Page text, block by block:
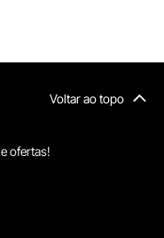
Voltar ao topo
ofertas!